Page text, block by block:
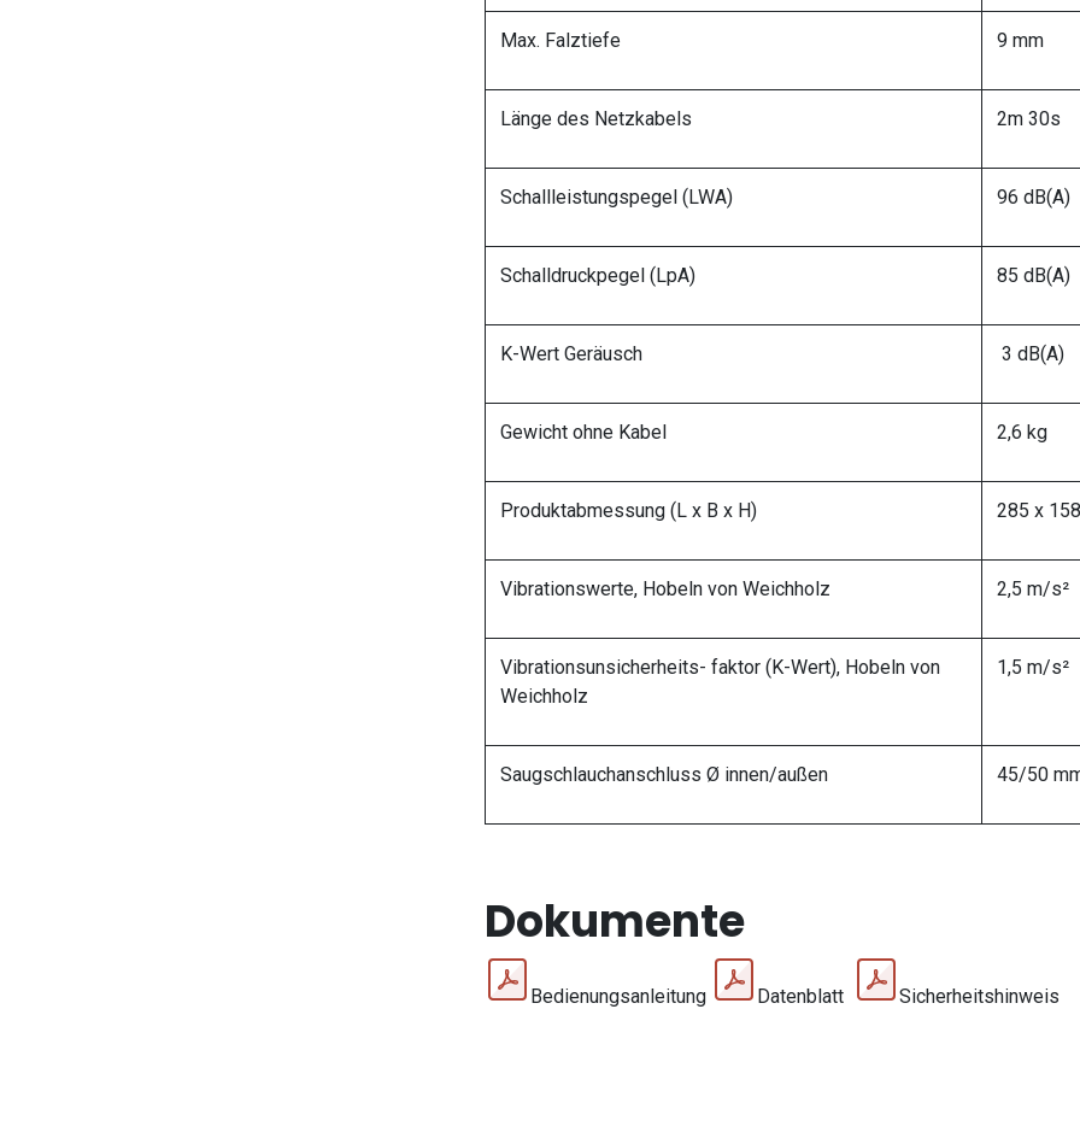
Max. Falztiefe 9 mm
Länge des Netzkabels 2m 30s
Schallleistungspegel (LWA) 96 dB(A)
Schalldruckpegel (LpA) 85 dB(A)
K-Wert Geräusch 3 dB(A)
Gewicht ohne Kabel 2,6 kg
Produktabmessung (L x B x H) 285 x
Vibrationswerte, Hobeln von Weichholz 2,5 m/s²
Vibrationsunsicherheits- faktor (K-Wert), Hobeln von
Weichholz
1,5 m/s²
Saugschlauchanschluss Ø innen/außen 45/50
Dokumente
Bedienungsanleitung Datenblatt Sicherheitshinweis